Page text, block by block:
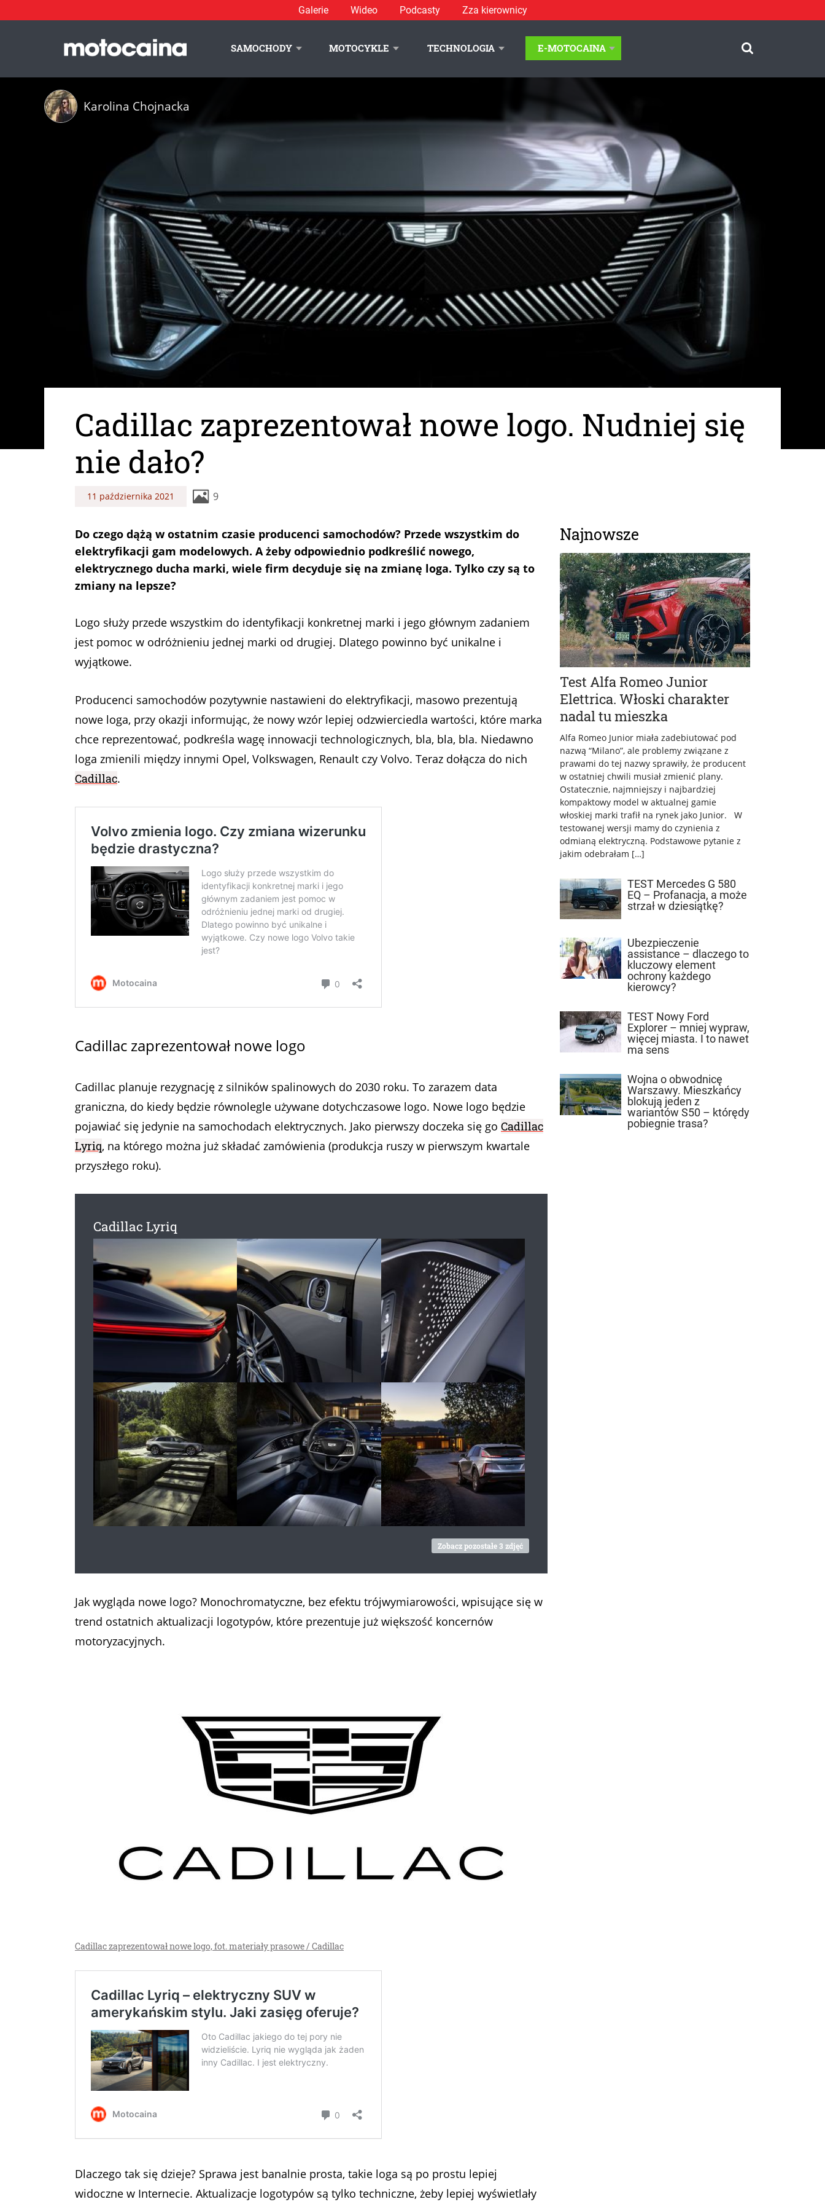
Galerie Wideo Podcasty Zza kierownicy
SAMOCHODY MOTOCYKLE TECHNOLOGIA E-MOTOCAINA
Karolina Chojnacka
Cadillac zaprezentował nowe logo. Nudniej się
nie dało?
11 października 2021 9
Do czego dążą w ostatnim czasie producenci samochodów? Przede wszystkim do
elektryfikacji gam modelowych. A żeby odpowiednio podkreślić nowego,
elektrycznego ducha marki, wiele firm decyduje się na zmianę loga. Tylko czy są to
zmiany na lepsze?
Logo służy przede wszystkim do identyfikacji konkretnej marki i jego głównym zadaniem
jest pomoc w odróżnieniu jednej marki od drugiej. Dlatego powinno być unikalne i
wyjątkowe.
Producenci samochodów pozytywnie nastawieni do elektryfikacji, masowo prezentują
nowe loga, przy okazji informując, że nowy wzór lepiej odzwierciedla wartości, które marka
chce reprezentować, podkreśla wagę innowacji technologicznych, bla, bla, bla. Niedawno
loga zmienili między innymi Opel, Volkswagen, Renault czy Volvo. Teraz dołącza do nich
Cadillac.
Cadillac zaprezentował nowe logo
Cadillac planuje rezygnację z silników spalinowych do 2030 roku. To zarazem data
graniczna, do kiedy będzie równolegle używane dotychczasowe logo. Nowe logo będzie
pojawiać się jedynie na samochodach elektrycznych. Jako pierwszy doczeka się go Cadillac
Lyriq, na którego można już składać zamówienia (produkcja ruszy w pierwszym kwartale
przyszłego roku).
Cadillac Lyriq
Zobacz pozostałe 3 zdjęć
Jak wygląda nowe logo? Monochromatyczne, bez efektu trójwymiarowości, wpisujące się w
trend ostatnich aktualizacji logotypów, które prezentuje już większość koncernów
motoryzacyjnych.
Cadillac zaprezentował nowe logo, fot. materiały prasowe / Cadillac
Dlaczego tak się dzieje? Sprawa jest banalnie prosta, takie loga są po prostu lepiej
widoczne w Internecie. Aktualizacje logotypów są tylko techniczne, żeby lepiej wyświetlały
Najnowsze
Test Alfa Romeo Junior
Elettrica. Włoski charakter
nadal tu mieszka
Alfa Romeo Junior miała zadebiutować pod
nazwą “Milano”, ale problemy związane z
prawami do tej nazwy sprawiły, że producent
w ostatniej chwili musiał zmienić plany.
Ostatecznie, najmniejszy i najbardziej
kompaktowy model w aktualnej gamie
włoskiej marki trafił na rynek jako Junior. W
testowanej wersji mamy do czynienia z
odmianą elektryczną. Podstawowe pytanie z
jakim odebrałam […]
TEST Mercedes G 580
EQ – Profanacja, a może
strzał w dziesiątkę?
Ubezpieczenie
assistance – dlaczego to
kluczowy element
ochrony każdego
kierowcy?
TEST Nowy Ford
Explorer – mniej wypraw,
więcej miasta. I to nawet
ma sens
Wojna o obwodnicę
Warszawy. Mieszkańcy
blokują jeden z
wariantów S50 – którędy
pobiegnie trasa?